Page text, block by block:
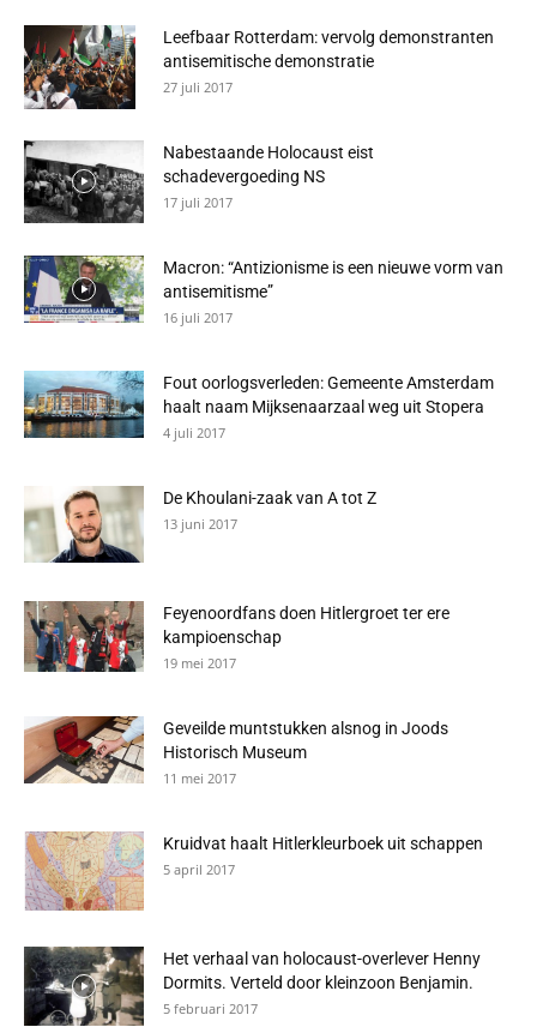
Leefbaar Rotterdam: vervolg demonstranten
antisemitische demonstratie
27 juli 2017
Nabestaande Holocaust eist
schadevergoeding NS
17 juli 2017
Macron: “Antizionisme is een nieuwe vorm van
antisemitisme”
16 juli 2017
Fout oorlogsverleden: Gemeente Amsterdam
haalt naam Mijksenaarzaal weg uit Stopera
4 juli 2017
De Khoulani-zaak van A tot Z
13 juni 2017
Feyenoordfans doen Hitlergroet ter ere
kampioenschap
19 mei 2017
Geveilde muntstukken alsnog in Joods
Historisch Museum
11 mei 2017
Kruidvat haalt Hitlerkleurboek uit schappen
5 april 2017
Het verhaal van holocaust-overlever Henny
Dormits. Verteld door kleinzoon Benjamin.
5 februari 2017